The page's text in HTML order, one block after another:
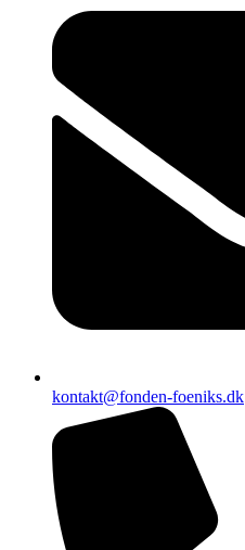
kontakt@fonden-foeniks.dk